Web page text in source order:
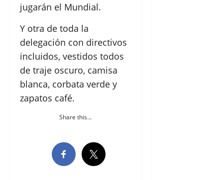
jugarán el Mundial.
Y otra de toda la
delegación con directivos
incluidos, vestidos todos
de traje oscuro, camisa
blanca, corbata verde y
zapatos café.
Share this...